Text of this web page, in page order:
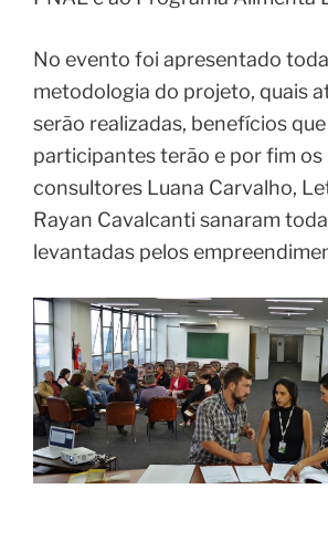
metodologia do projeto, quais
serão realizadas, benefícios que
participantes terão e por fim os
consultores Luana Carvalho,
Rayan Cavalcanti sanaram
levantadas pelos